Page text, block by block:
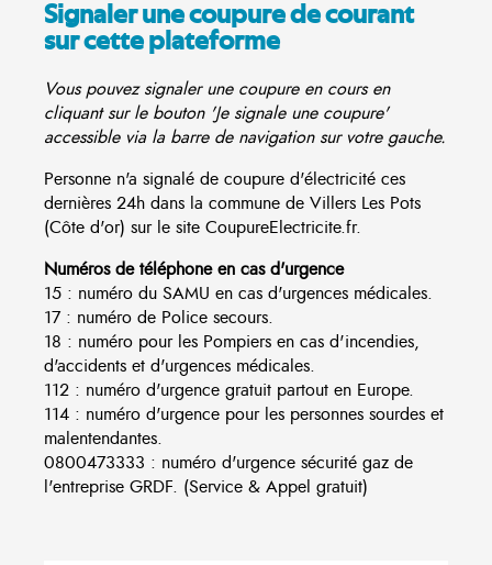
Signaler une coupure de courant
sur cette plateforme
Vous pouvez signaler une coupure en cours en
cliquant sur le bouton 'Je signale une coupure'
accessible via la barre de navigation sur votre gauche.
Personne n'a signalé de coupure d'électricité ces
dernières 24h dans la commune de Villers Les Pots
(Côte d'or) sur le site CoupureElectricite.fr.
Numéros de téléphone en cas d'urgence
15 : numéro du SAMU en cas d'urgences médicales.
17 : numéro de Police secours.
18 : numéro pour les Pompiers en cas d'incendies,
d'accidents et d'urgences médicales.
112 : numéro d'urgence gratuit partout en Europe.
114 : numéro d'urgence pour les personnes sourdes et
malentendantes.
0800473333 : numéro d'urgence sécurité gaz de
l'entreprise GRDF. (Service & Appel gratuit)